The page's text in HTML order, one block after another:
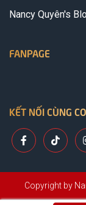
Nancy Quyên's
FANPAGE
KẾT NỐI CÙNG
Copyright by